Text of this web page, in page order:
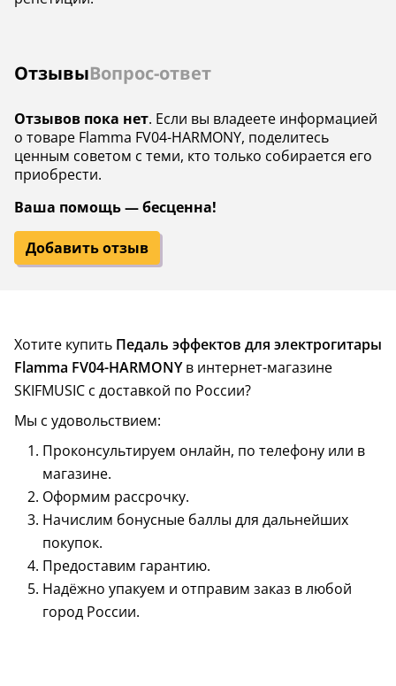
ОтзывыВопрос-ответ
Отзывов пока нет. Если вы владеете информацией
о товаре Flamma FV04-HARMONY, поделитесь
ценным советом с теми, кто только собирается его
приобрести.
Ваша помощь — бесценна!
Добавить отзыв
Хотите купить Педаль эффектов для электрогитары
Flamma FV04-HARMONYв интернет-магазине
SKIFMUSIC с доставкой по России?
Мы с удовольствием:
Проконсультируем онлайн, по телефону или в
магазине.
Оформим рассрочку.
Начислим бонусные баллы для дальнейших
покупок.
Предоставим гарантию.
Надёжно упакуем и отправим заказ в любой
город России.